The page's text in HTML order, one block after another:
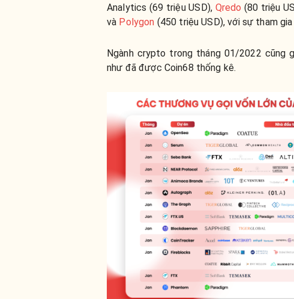
Analytics (69 triệu USD), Qredo (80 triệu
và Polygon (450 triệu USD), với sự tham
Ngành crypto trong tháng 01/2022 cũng
như đã được Coin68 thống kê.